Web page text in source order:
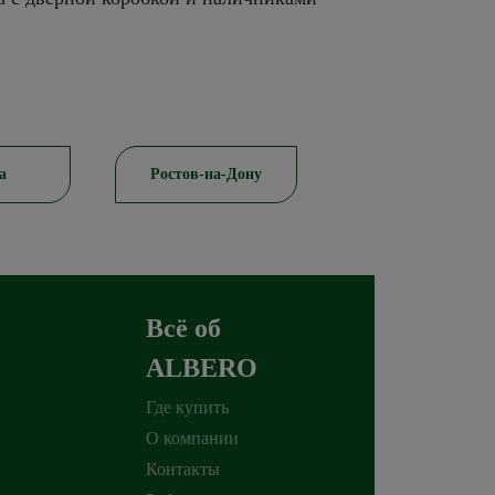
Ростов-на-Дону
Всё об
ALBERO
Где купить
О компании
Контакты